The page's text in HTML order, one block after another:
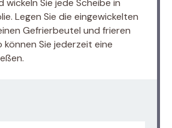
wickeln Sie jede Scheibe in
Legen Sie die eingewickelten
Gefrierbeutel und frieren
können Sie jederzeit eine